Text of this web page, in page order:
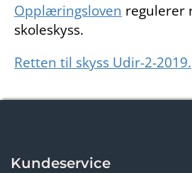
Opplæringsloven regulerer
skoleskyss.
Retten til skyss Udir-2-2019.
Kundeservice